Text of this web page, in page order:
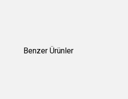
Benzer Ürünler